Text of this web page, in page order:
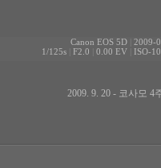
Canon EOS 5D
2009-
1/125s| F2.0 0.00 EV| ISO-
2009. 9. 20 - 코사모